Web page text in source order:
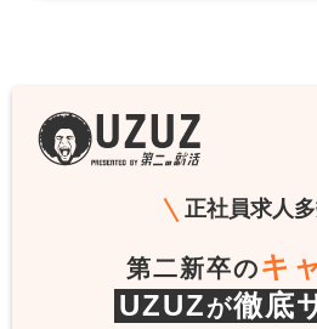
正社員求人多
第二新卒のキ
UZUZが徹底